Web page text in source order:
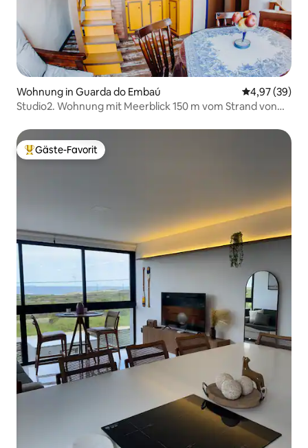
Wohnung in Guarda do Embaú
4,97 (39)
Studio2. Wohnung mit Meerblick 150 m vom Strand von
Beliebter Gäste-Favorit.
Gäste-Favorit